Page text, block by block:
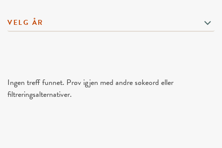
VELG ÅR
Ingen treff funnet. Prøv igjen med andre søkeord eller
filtreringsalternativer.